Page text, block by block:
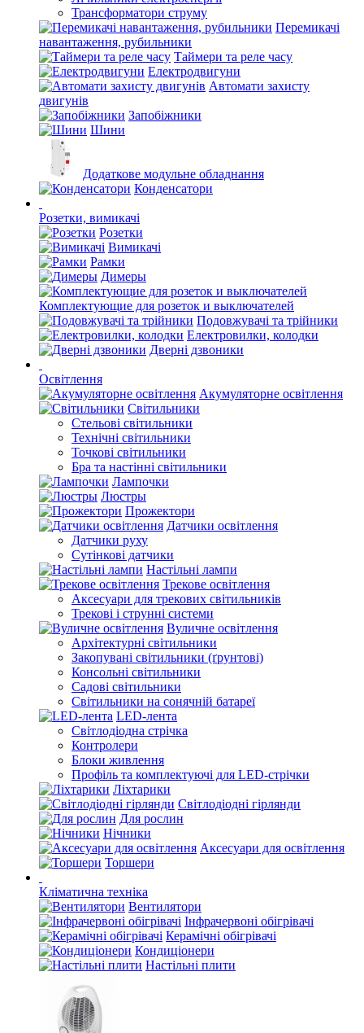
Трансформатори струму
Перемикачі
навантаження, рубильники
Таймери та реле часу
Електродвигуни
Автомати захисту
двигунів
Запобіжники
Шини
Додаткове модульне обладнання
Конденсатори
Розетки, вимикачі
Розетки
Вимикачі
Рамки
Димеры
Комплектующие для розеток и выключателей
Подовжувачі та трійники
Електровилки, колодки
Дверні дзвоники
Освітлення
Акумуляторне освітлення
Світильники
Стельові світильники
Технічні світильники
Точкові світильники
Бра та настінні світильники
Лампочки
Люстры
Прожектори
Датчики освітлення
Датчики руху
Сутінкові датчики
Настільні лампи
Трекове освітлення
Аксесуари для трекових світильників
Трекові і струнні системи
Вуличне освітлення
Архітектурні світильники
Закопувані світильники (ґрунтові)
Консольні світильники
Садові світильники
Світильники на сонячній батареї
LED-лента
Світлодіодна стрічка
Контролери
Блоки живлення
Профіль та комплектуючі для LED-стрічки
Ліхтарики
Світлодіодні гірлянди
Для рослин
Нічники
Аксесуари для освітлення
Торшери
Кліматична техніка
Вентилятори
Інфрачервоні обігрівачі
Керамічні обігрівачі
Кондиціонери
Настільні плити